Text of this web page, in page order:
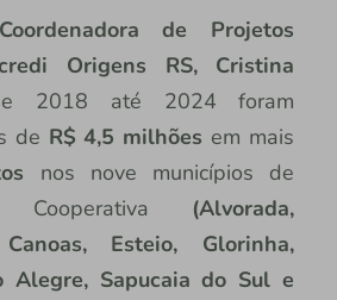
Coordenadora de Projetos
Origens RS, Cristina
2018 até 2024 foram
de R$ 4,5 milhões em mais
nos nove municípios de
Cooperativa (Alvorada,
Canoas, Esteio, Glorinha,
Alegre, Sapucaia do Sul e